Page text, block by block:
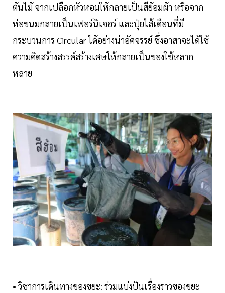
ต้นไม้ จากเปลือกหัวหอมให้กลายเป็นสีย้อมผ้า หรือจาก
ห่อขนมกลายเป็นเฟอร์นิเจอร์ และปุ๋ยไส้เดือนที่มี
กระบวนการ Circular ได้อย่างน่าอัศจรรย์ ซึ่งอาสาจะได้ใช้
ความคิดสร้างสรรค์สร้างเศษให้กลายเป็นของใช้หลาก
หลาย
• วิชาการเดินทางของขยะ: ร่วมแบ่งปันเรื่องราวของขยะ